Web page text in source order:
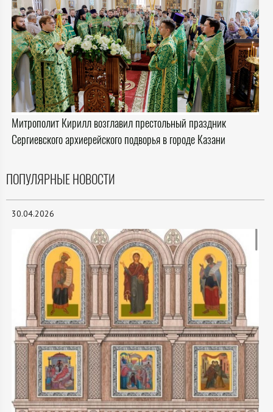
Митрополит Кирилл возглавил престольный праздник
Сергиевского архиерейского подворья в городе Казани
ПОПУЛЯРНЫЕ НОВОСТИ
30.04.2026